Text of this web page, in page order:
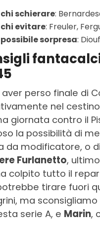
chi schierare:
chi evitare: Freuler,
possibile sorpresa: Diouf
aver perso finale di
nel
giornata contro il
la possibilità di
da modificatore, o
Furlanetto,
colpito tutto il
tirare fuori
ma
serie A, e Marin,